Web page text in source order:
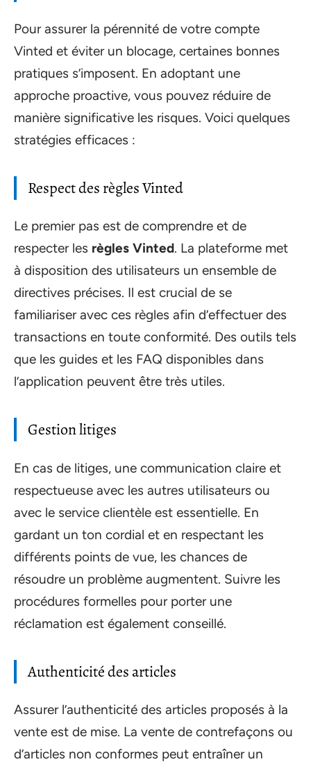
Pour assurer la pérennité de votre compte
Vinted et éviter un blocage, certaines bonnes
pratiques s’imposent. En adoptant une
approche proactive, vous pouvez réduire de
manière significative les risques. Voici quelques
stratégies efficaces :
Respect des règles Vinted
Le premier pas est de comprendre et de
respecter les règles Vinted. La plateforme met
à disposition des utilisateurs un ensemble de
directives précises. Il est crucial de se
familiariser avec ces règles afin d’effectuer des
transactions en toute conformité. Des outils tels
que les guides et les FAQ disponibles dans
l’application peuvent être très utiles.
Gestion litiges
En cas de litiges, une communication claire et
respectueuse avec les autres utilisateurs ou
avec le service clientèle est essentielle. En
gardant un ton cordial et en respectant les
différents points de vue, les chances de
résoudre un problème augmentent. Suivre les
procédures formelles pour porter une
réclamation est également conseillé.
Authenticité des articles
Assurer l’authenticité des articles proposés à la
vente est de mise. La vente de contrefaçons ou
d’articles non conformes peut entraîner un